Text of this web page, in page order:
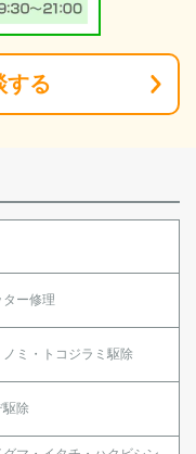
する
ター修理
ノミ・トコジラミ駆除
駆除